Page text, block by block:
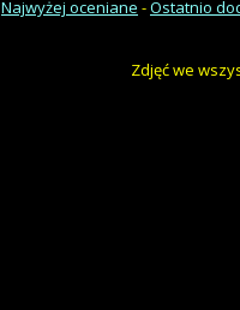
Najwyżej oceniane -Ostatnio
Zdjęć we